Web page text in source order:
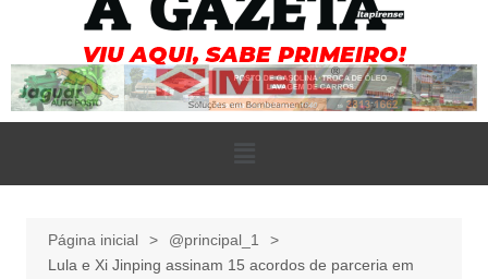
Página inicial
@principal_1
Lula e Xi Jinping assinam 15 acordos de parceria em